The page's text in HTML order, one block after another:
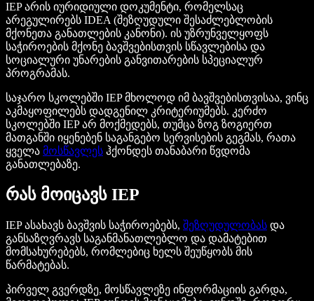
IEP არის იურიდიული დოკუმენტი, რომელსაც
არეგულირებს IDEA (შეზღუდული შესაძლებლობის
მქონეთა განათლების კანონი). ის უზრუნველყოფს
საჭიროების მქონე ბავშვებისთვის სწავლებისა და
სოციალური უნარების განვითარების სპეციალურ
პროგრამას.
საჯარო სკოლებში IEP მხოლოდ იმ ბავშვებისთვისაა, ვინც
აკმაყოფილებს დადგენილ კრიტერიუმებს. კერძო
სკოლებში IEP არ მოქმედებს, თუმცა ზოგ ზოგიერთ
მათგანში იყენებენ საგანგებო სერვისების გეგმას, რათა
ყველა მოსწავლეს ჰქონდეს თანაბარი წვდომა
განათლებაზე.
რას მოიცავს IEP
IEP ასახავს ბავშვის საჭიროებებს, შეზღუდულობას და
განსაზღვრავს საგანმანათლებლო და დამატებით
მომსახურებებს, რომლებიც ხელს შეუწყობს მის
წარმატებას.
პირველ გვერდზე, მოსწავლეზე ინფორმაციის გარდა,